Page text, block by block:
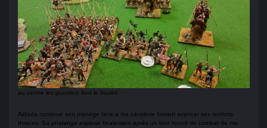
au centre les guerriers font le boulot
Aldada continue son manège face à ma cavalerie faisant avancer ses renforts
thraces. Sa phalange explose finalement après un bon round de combat de ma